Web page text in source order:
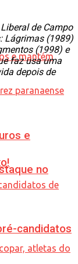
e
no
de Campo
Lágrimas (1989)
(1998) e
faz usa uma
depois de
candidatos